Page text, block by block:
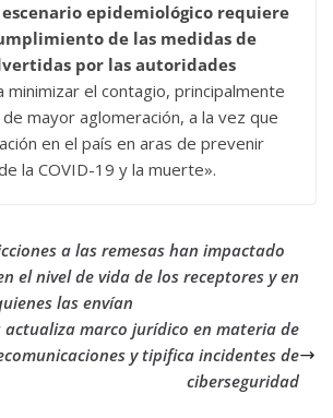
epidemiológico requiere
de las medidas de
por las autoridades
minimizar el contagio, principalmente
mayor aglomeración, a la vez que
en el país en aras de prevenir
la COVID-19 y la muerte».
a las remesas han impactado
el nivel de vida de los receptores y en
las envían
actualiza marco jurídico en materia de
y tipifica incidentes de
ciberseguridad